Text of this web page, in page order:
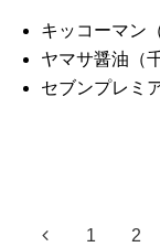
キッコーマン
ヤマサ醤油（
セブンプレミ
1 2